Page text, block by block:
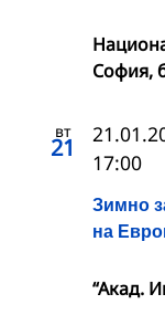
София,
вт
21
Зимно
на
17:00
“Акад.